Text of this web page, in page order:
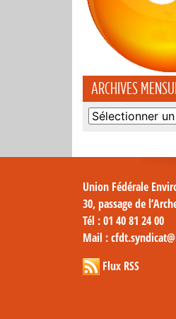
ARCHIVES
Archives
Union Fédérale
30, passage de
Tél : 01 40 81 24 00
Mail :
Flux RSS